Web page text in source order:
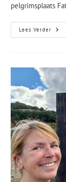
pelgrimsplaats
Lees Verder